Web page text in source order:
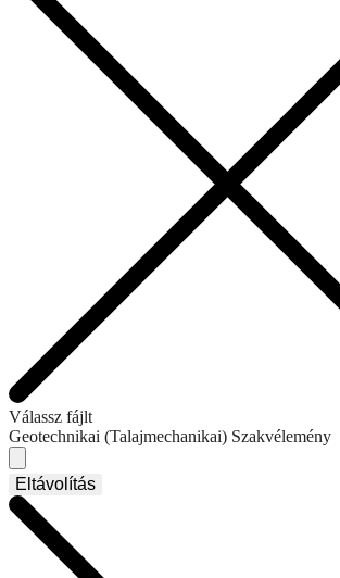
Válassz fájlt
Geotechnikai (Talajmechanikai) Szakvélemény
Eltávolítás